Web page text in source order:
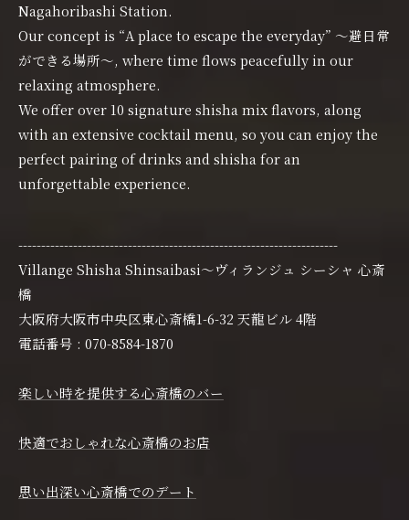
Nagahoribashi Station.
Our concept is “A place to escape the everyday” 〜避日常
ができる場所〜, where time flows peacefully in our
relaxing atmosphere.
We offer over 10 signature shisha mix flavors, along
with an extensive cocktail menu, so you can enjoy the
perfect pairing of drinks and shisha for an
unforgettable experience.
----------------------------------------------------------------------
Villange Shisha Shinsaibasi〜ヴィランジュ シーシャ 心斎
橋
大阪府大阪市中央区東心斎橋1-6-32 天龍ビル 4階
電話番号 : 070-8584-1870
楽しい時を提供する心斎橋のバー
快適でおしゃれな心斎橋のお店
思い出深い心斎橋でのデート